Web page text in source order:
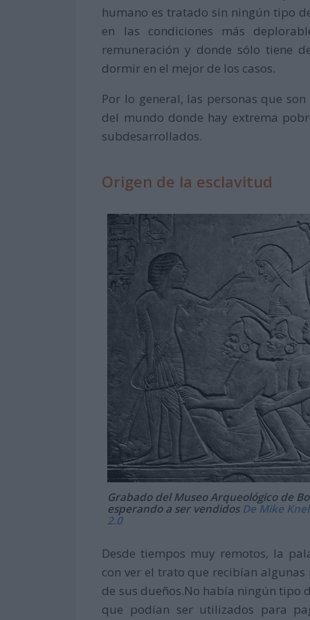
humano es tratado sin ningún tipo
en las condiciones más
remuneración y donde sólo tiene
dormir en el mejor de los casos.
Por lo general, las personas que
del mundo donde hay extrema
subdesarrollados.
Origen de la esclavitud
Grabado del Museo Arqueológico de
esperando a ser vendidos De Mike
2.0
Desde tiempos muy remotos, la
con ver el trato que recibían
de sus dueños.No había ningún tipo
que podían ser utilizados para